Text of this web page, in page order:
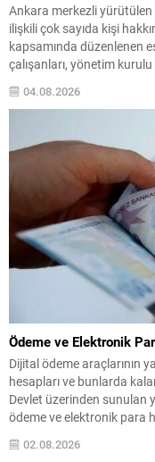
Ankara merkezli
ilişkili çok sayıda kişi
kapsamında düzenlenen
çalışanları, yönetim
İçişleri Bakanlığı,
04.08.2026
Ödeme ve Elektronik
Dijital ödeme araçlarının
hesapları ve bunlarda
Devlet üzerinden sunulan
ödeme ve elektronik para
Sistem, farklı
bir listede gösterir;
02.08.2026